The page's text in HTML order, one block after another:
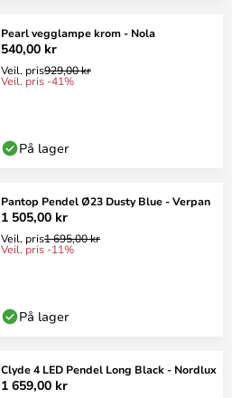
Pearl vegglampe krom - Nola
540,00 kr
Veil. pris929,00 kr
Veil. pris -41%
På lager
Pantop Pendel Ø23 Dusty Blue - Verpan
1 505,00 kr
Veil. pris1 695,00 kr
Veil. pris -11%
På lager
Clyde 4 LED Pendel Long Black - Nordlux
1 659,00 kr